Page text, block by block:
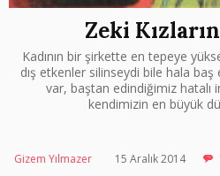
Zeki
Kadının bir şirkette en tepeye
dış etkenler silinseydi bile hala
var, baştan edindiğimiz hatalı
kendimizin en büyük
Gizem Yılmazer 15 Aralık 2014